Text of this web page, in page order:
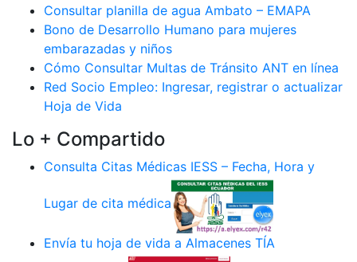
Consultar planilla de agua Ambato – EMAPA
Bono de Desarrollo Humano para mujeres
embarazadas y niños
Cómo Consultar Multas de Tránsito ANT en línea
Red Socio Empleo: Ingresar, registrar o actualizar
Hoja de Vida
Lo + Compartido
Consulta Citas Médicas IESS – Fecha, Hora y
Lugar de cita médica
Envía tu hoja de vida a Almacenes TÍA